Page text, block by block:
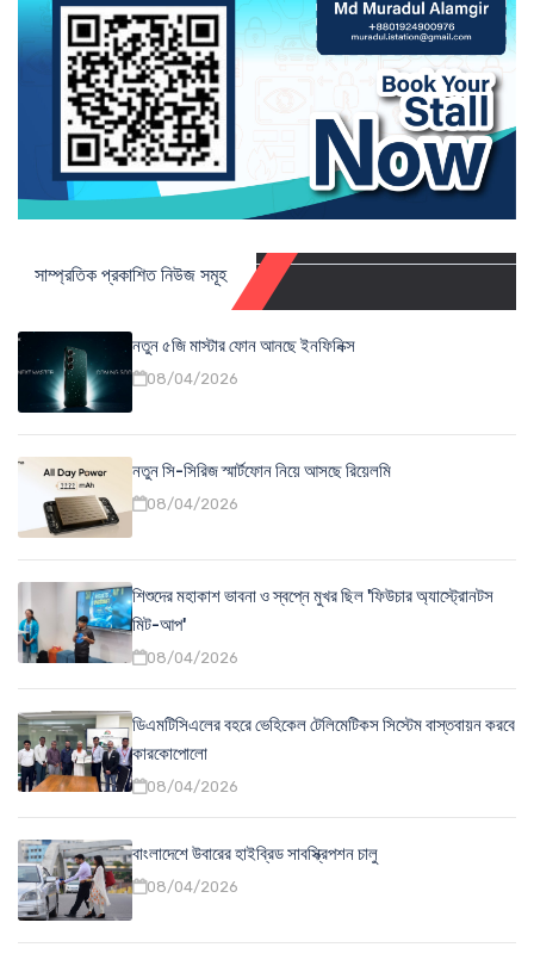
সাম্প্রতিক প্রকাশিত নিউজ সমূহ
নতুন ৫জি মাস্টার ফোন আনছে ইনফিনিক্স
08/04/2026
নতুন সি-সিরিজ স্মার্টফোন নিয়ে আসছে রিয়েলমি
08/04/2026
শিশুদের মহাকাশ ভাবনা ও স্বপ্নে মুখর ছিল 'ফিউচার অ্যাস্ট্রোনটস
মিট-আপ'
08/04/2026
ডিএমটিসিএলের বহরে ভেহিকেল টেলিমেটিকস সিস্টেম বাস্তবায়ন করবে
কারকোপোলো
08/04/2026
বাংলাদেশে উবারের হাইব্রিড সাবস্ক্রিপশন চালু
08/04/2026